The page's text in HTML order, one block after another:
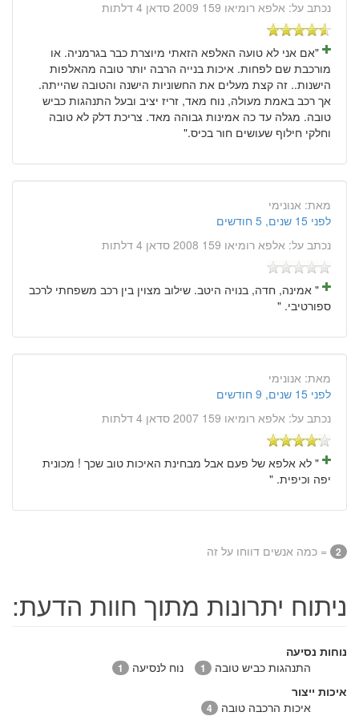
נכתב על: אלפא רומיאו 159 2009 סדאן 4 דלתות
"אם אני לא טועה האלפא הזאתי מיוצרת כבר בגרמניה. או
מורכבת שם לפחות. איכות בנייה הרבה יותר טובה מהאלפות
הישנות.. זה קצת מעלים את החשוניות הישנה והטובה שהייתה.
אך רכב באמת מעולה, נוח מאד, זריז יציב ובעל התנהגות כביש
טובה. מגלה עד כה אמינות גבוהה מאד. צריכת דלק לא טובה
וחלקי חילוף שעושים חור בכיס."
מאת: אנונימי
לפני 15 שנים, 5 חודשים
נכתב על: אלפא רומיאו 159 2008 סדאן 4 דלתות
" אמינה, חדה, בנויה היטב. שילוב מצוין בין רכב משפחתי לרכב
ספורטיבי. "
מאת: אנונימי
לפני 15 שנים, 9 חודשים
נכתב על: אלפא רומיאו 159 2007 סדאן 4 דלתות
" לא אלפא של פעם אבל מבחינת האיכות טוב שכך ! מכונית
יפה וכיפית. "
2 = כמה אנשים דווחו על זה
ניתוח יתרונות מתוך חוות הדעת:
נוחות נסיעה
התנהגות כביש טובה
1 נוח לנסיעה 1
איכות ייצור
איכות הרכבה טובה
4